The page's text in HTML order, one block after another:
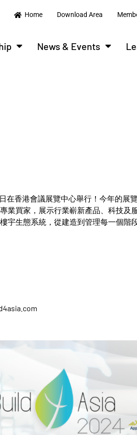
Home Download Area
News & Events
在香港會議展覽中心舉行！今年的展
業買家，展示行業嶄新產品、科技及
宇生態系統，從建造到管理每一個階